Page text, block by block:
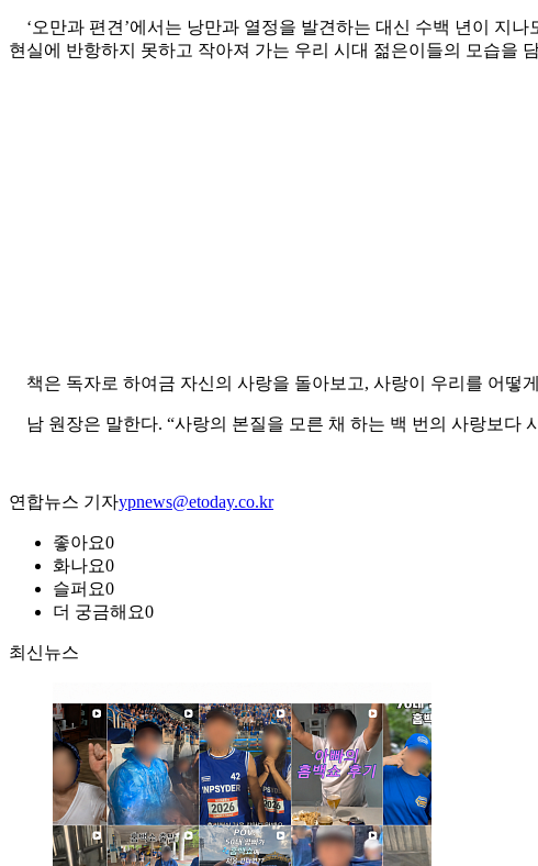
‘오만과 편견’에서는 낭만과 열정을 발견하는 대신 수백 년이 지
현실에 반항하지 못하고 작아져 가는 우리 시대 젊은이들의 모습을
책은 독자로 하여금 자신의 사랑을 돌아보고, 사랑이 우리를 어떻
남 원장은 말한다. “사랑의 본질을 모른 채 하는 백 번의 사랑보다
연합뉴스 기자ypnews@etoday.co.kr
좋아요0
화나요0
슬퍼요0
더 궁금해요0
최신뉴스